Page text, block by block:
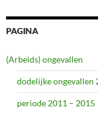
PAGINA
(Arbeids) ongevallen
dodelijke ongevallen
periode 2011 – 2015